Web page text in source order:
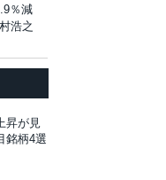
％減
浩之
昇が見
銘柄4選